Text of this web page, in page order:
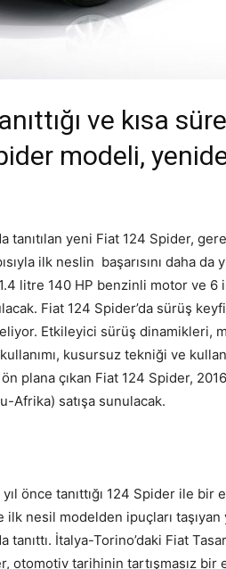
ve kısa
modeli,
tanıtılan yeni Fiat 124 Spider,
ilk neslin başarısını daha da
litre 140 HP benzinli motor ve 6
Fiat 124 Spider’da sürüş
Etkileyici sürüş dinamikleri,
kusursuz tekniği ve
plana çıkan Fiat 124 Spider,
Afrika) satışa sunulacak.
önce tanıttığı 124 Spider ile
ilk nesil modelden ipuçları
tanıttı. İtalya-Torino’daki Fiat
otomotiv tarihinin tartışmasız bir